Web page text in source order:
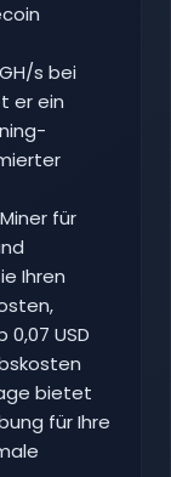
s bei
er ein
für
Ihren
USD
bietet
für Ihre